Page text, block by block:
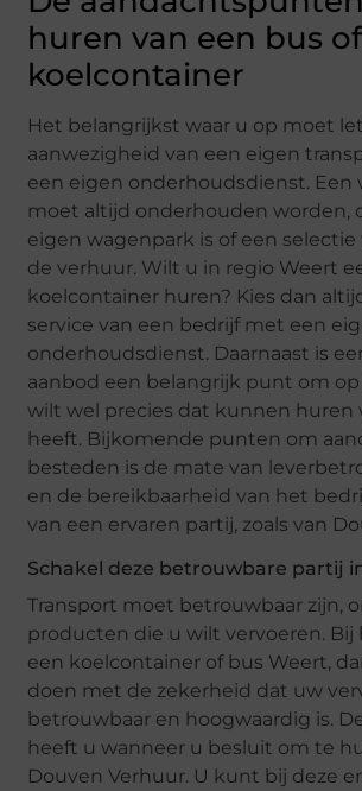
huren van een bus of
koelcontainer
Het belangrijkst waar u op moet
aanwezigheid van een eigen
een eigen onderhoudsdienst. Een
moet altijd onderhouden worden,
eigen wagenpark is of een selectie
de verhuur. Wilt u in regio Weert
koelcontainer huren? Kies dan
service van een bedrijf met een
onderhoudsdienst. Daarnaast is
aanbod een belangrijk punt om
wilt wel precies dat kunnen huren
heeft. Bijkomende punten om
besteden is de mate van
en de bereikbaarheid van het
van een ervaren partij, zoals van
Schakel deze betrouwbare partij
Transport moet betrouwbaar zijn,
producten die u wilt vervoeren. Bij
een koelcontainer of bus Weert,
doen met de zekerheid dat uw
betrouwbaar en hoogwaardig is.
heeft u wanneer u besluit om te
Douven Verhuur. U kunt bij deze